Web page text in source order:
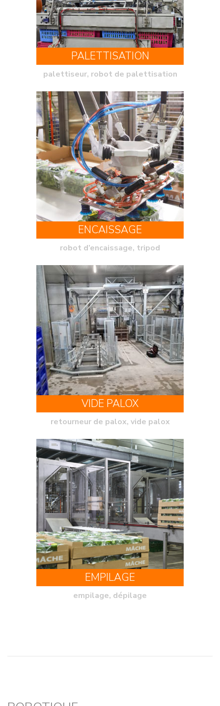
PALETTISATION
palettiseur, robot de palettisation
ENCAISSAGE
robot d’encaissage, tripod
VIDE PALOX
retourneur de palox, vide palox
EMPILAGE
empilage, dépilage